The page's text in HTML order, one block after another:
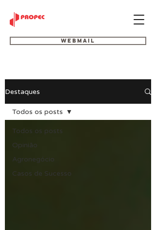
Webmail
Destaques
Todos os posts
Opinião
Agronegócio
Casos de Sucesso
Todos os posts